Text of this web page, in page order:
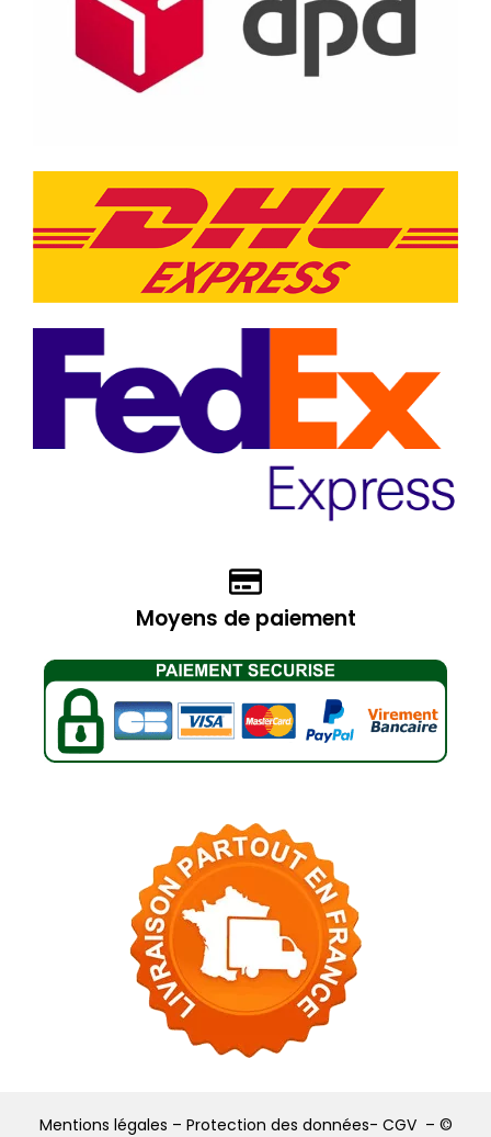
Moyens de paiement
Mentions légales – Protection des données- CGV – ©